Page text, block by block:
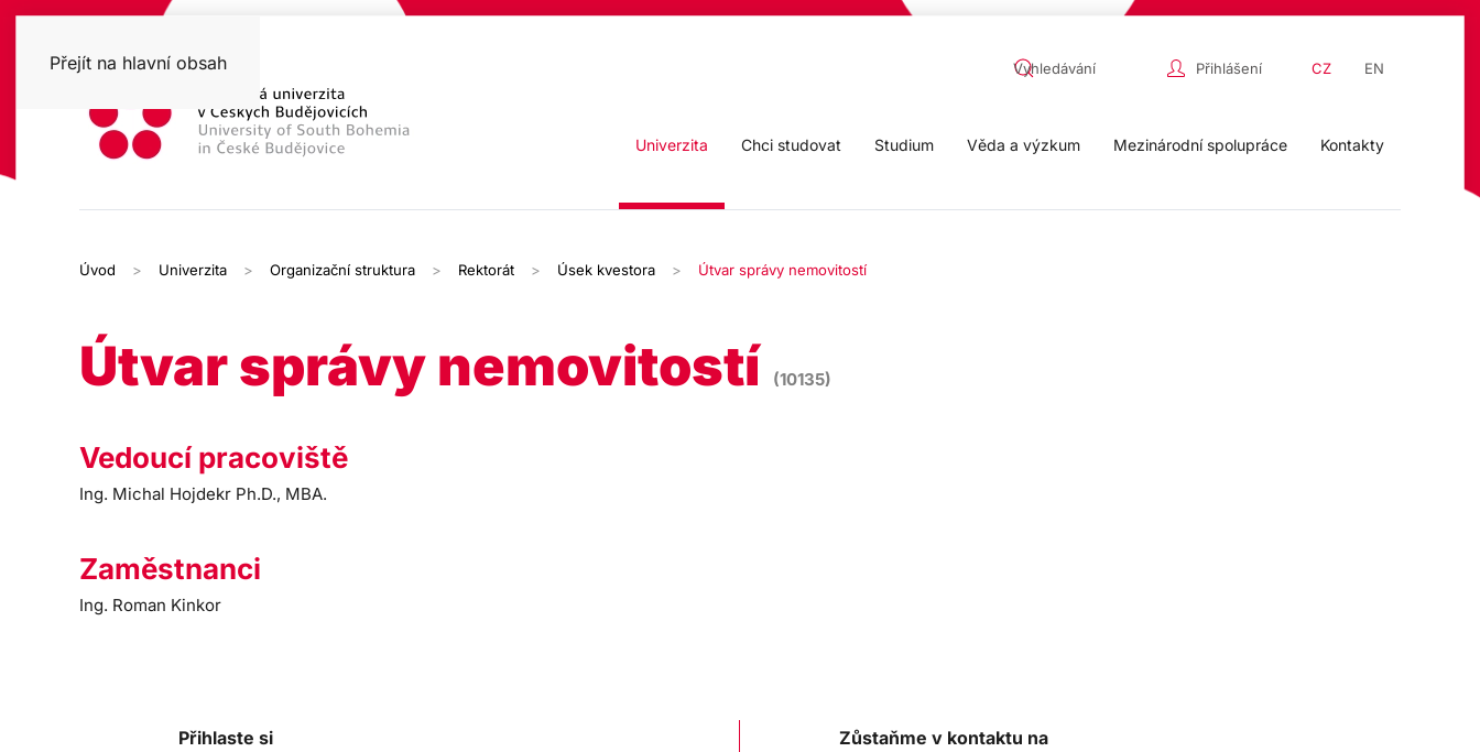
Přejít na hlavní obsah Přihlášení CZ EN
Univerzita Chci studovat Studium Věda a výzkum Mezinárodní spolupráce Kontakty
Úvod Univerzita Organizační struktura Rektorát Úsek kvestora Útvar správy nemovitostí
Útvar správy nemovitostí (10135)
Vedoucí pracoviště
Ing. Michal Hojdekr Ph.D., MBA.
Zaměstnanci
Ing. Roman Kinkor
Přihlaste si Zůstaňme v kontaktu na